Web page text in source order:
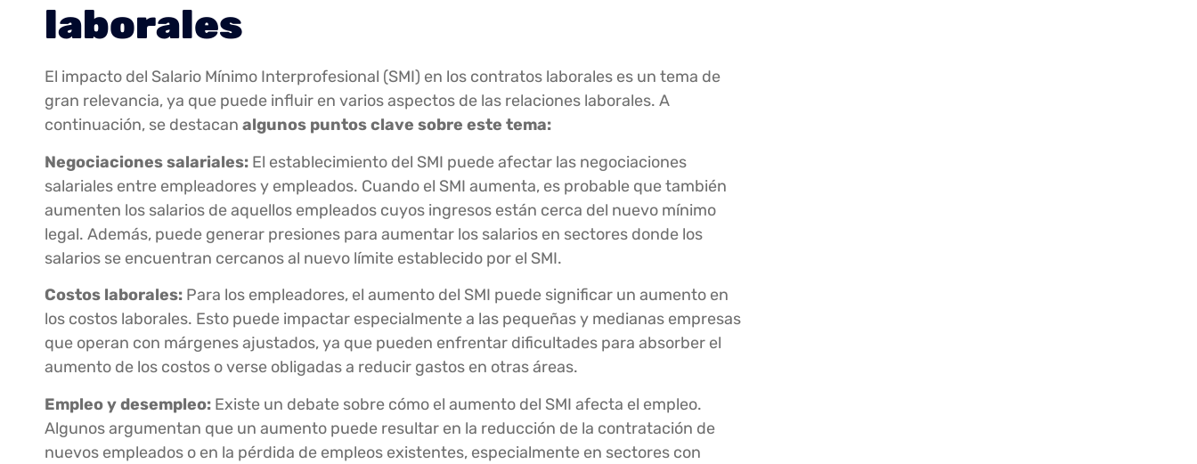
laborales
El impacto del Salario Mínimo Interprofesional (SMI) en los contratos laborales es un tema de
gran relevancia, ya que puede influir en varios aspectos de las relaciones laborales. A
continuación, se destacan algunos puntos clave sobre este tema:
Negociaciones salariales: El establecimiento del SMI puede afectar las negociaciones
salariales entre empleadores y empleados. Cuando el SMI aumenta, es probable que también
aumenten los salarios de aquellos empleados cuyos ingresos están cerca del nuevo mínimo
legal. Además, puede generar presiones para aumentar los salarios en sectores donde los
salarios se encuentran cercanos al nuevo límite establecido por el SMI.
Costos laborales: Para los empleadores, el aumento del SMI puede significar un aumento en
los costos laborales. Esto puede impactar especialmente a las pequeñas y medianas empresas
que operan con márgenes ajustados, ya que pueden enfrentar dificultades para absorber el
aumento de los costos o verse obligadas a reducir gastos en otras áreas.
Empleo y desempleo: Existe un debate sobre cómo el aumento del SMI afecta el empleo.
Algunos argumentan que un aumento puede resultar en la reducción de la contratación de
nuevos empleados o en la pérdida de empleos existentes, especialmente en sectores con